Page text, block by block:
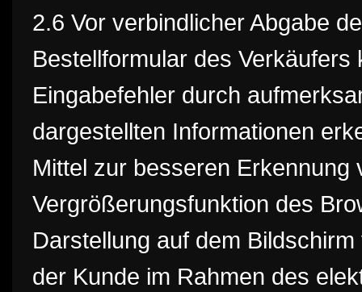
2.6 Vor verbindlicher Abgabe
Bestellformular des
Eingabefehler durch
dargestellten Informationen
Mittel zur besseren Erkennung
Vergrößerungsfunktion des
Darstellung auf dem
der Kunde im Rahmen des